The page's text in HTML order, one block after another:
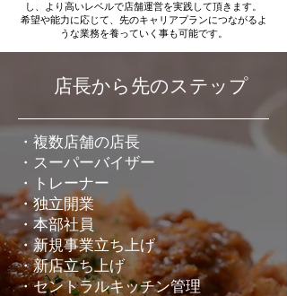
し、より高いレベルで店舗運営を実践して頂きます。
希望や能力に応じて、先のキャリアプランにつながるよ
うな業務を養っていく事も可能です。
店長から先のステップ
・複数店舗の店長
・スーパーバイザー
・トレーナー
・独立開業
・本部社員
・新規事業立ち上げ
・新店立ち上げ
・セントラルキッチン管理